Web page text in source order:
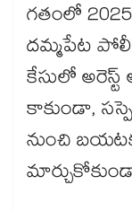
గతంలో
దమ్మపేట
కేసులో
కాకుండా,
నుంచి